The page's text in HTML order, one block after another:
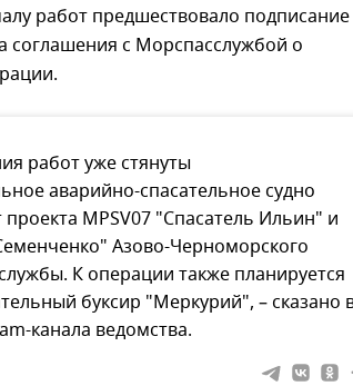
работ предшествовало подписание
соглашения с Морспасслужбой о
работ уже стянуты
аварийно-спасательное судно
MPSV07 "Спасатель Ильин" и
Азово-Черноморского
К операции также планируется
буксир "Меркурий", – сказано
канала ведомства.